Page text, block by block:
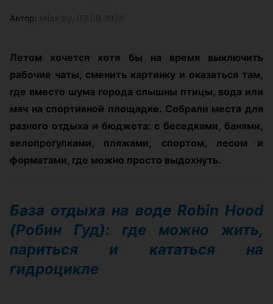
Автор:
Летом хочется хотя бы на время выключить
рабочие чаты, сменить картинку и оказаться там,
где вместо шума города слышны птицы, вода или
мяч на спортивной площадке. Собрали места для
разного отдыха и бюджета: с беседками, банями,
велопрогулками, пляжами, спортом, лесом и
форматами, где можно просто выдохнуть.
База отдыха на воде Robin Hood
(Робин Гуд): где можно жить,
париться и кататься на
гидроцикле